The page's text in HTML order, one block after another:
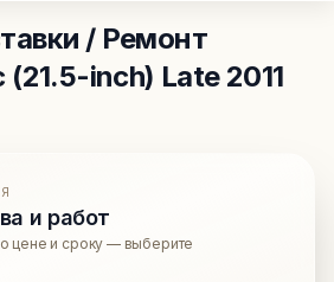
/ Ремонт
(21.5-inch) Late 2011
и работ
цене и сроку — выберите